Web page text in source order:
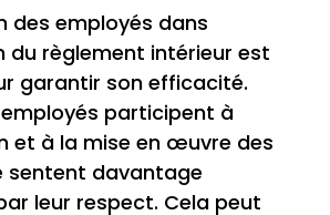
des employés dans
du règlement intérieur est
garantir son efficacité.
employés participent à
et à la mise en œuvre des
sentent davantage
leur respect. Cela peut